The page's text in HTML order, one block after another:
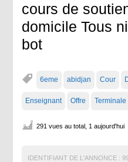
cours de
domicile Tous
bot
6eme abidjan Cour
Enseignant Offre Terminale
291 vues au total, 1 aujourd'hui
IDENTIFIANT DE L'ANNONCE :